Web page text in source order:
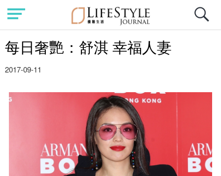
每日奢艷：舒淇 幸福人妻
2017-09-11